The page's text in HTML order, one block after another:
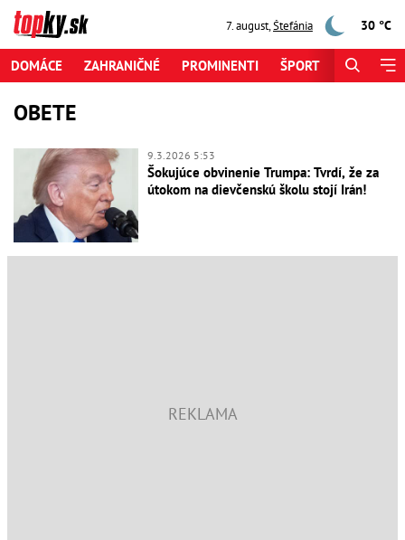
7. august,Štefánia 30 °C
DOMÁCE ZAHRANIČNÉ PROMINENTI ŠPORT
OBETE
9.3.2026 5:53
Šokujúce obvinenie Trumpa: Tvrdí, že za
útokom na dievčenskú školu stojí Irán!